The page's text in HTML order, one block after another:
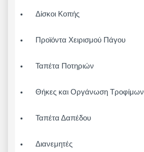
Δίσκοι Κοπής
Προϊόντα Χειρισμού Πάγου
Ταπέτα Ποτηριών
Θήκες και Οργάνωση Τροφίμων
Ταπέτα Δαπέδου
Διανεμητές